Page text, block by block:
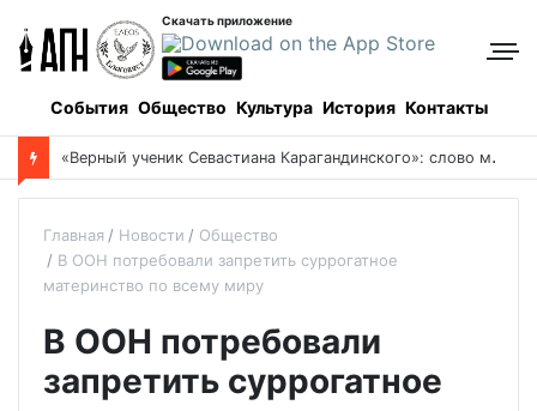
Скачать приложение
События Общество Культура История Контакты
«Верный ученик Севастиана Карагандинского»: слово митрополита Александра о почившем схиархимандрите Пахомии
Главная Новости
Общество
В ООН потребовали запретить суррогатное
материнство по всему миру
В ООН потребовали
запретить суррогатное